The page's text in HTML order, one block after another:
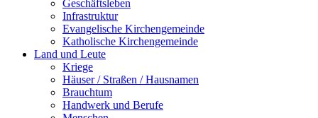
Geschäftsleben
Infrastruktur
Evangelische Kirchengemeinde
Katholische Kirchengemeinde
Land und Leute
Kriege
Häuser / Straßen / Hausnamen
Brauchtum
Handwerk und Berufe